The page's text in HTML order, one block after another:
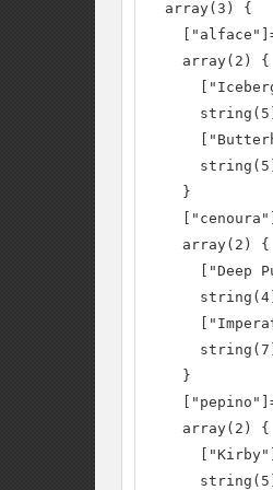
  array(3) {
    array(2) {
    }
    array(2) {
["Deep
    }
    array(2) {